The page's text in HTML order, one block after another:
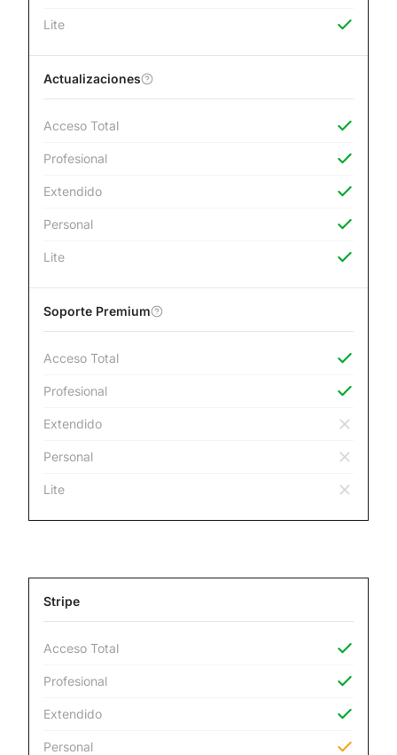
Lite
Actualizaciones
Acceso Total
Profesional
Extendido
Personal
Lite
Soporte Premium
Acceso Total
Profesional
Extendido
Personal
Lite
Stripe
Acceso Total
Profesional
Extendido
Personal